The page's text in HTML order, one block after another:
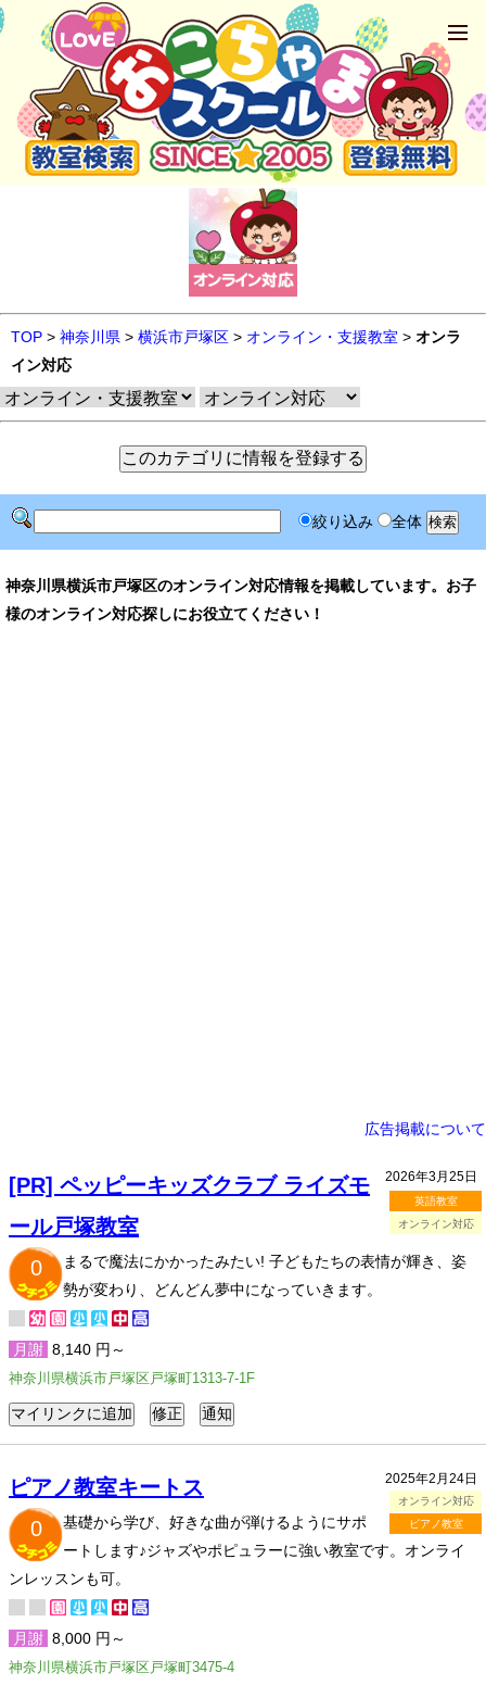
TOP > 神奈川県 > 横浜市戸塚区 > オンライン・支援教室 > オンラ
イン対応
絞り込み 全体
神奈川県横浜市戸塚区のオンライン対応情報を掲載しています。お子
様のオンライン対応探しにお役立てください！
広告掲載について
2026年3月25日
英語教室
オンライン対応
[PR] ペッピーキッズクラブ ライズモ
ール戸塚教室
0
まるで魔法にかかったみたい! 子どもたちの表情が輝き、姿
勢が変わり、どんどん夢中になっていきます。
月謝 8,140 円～
神奈川県横浜市戸塚区戸塚町1313-7-1F
2025年2月24日
オンライン対応
ピアノ教室
ピアノ教室キートス
0
基礎から学び、好きな曲が弾けるようにサポ
ートします♪ジャズやポピュラーに強い教室です。オンライ
ンレッスンも可。
月謝 8,000 円～
神奈川県横浜市戸塚区戸塚町3475-4